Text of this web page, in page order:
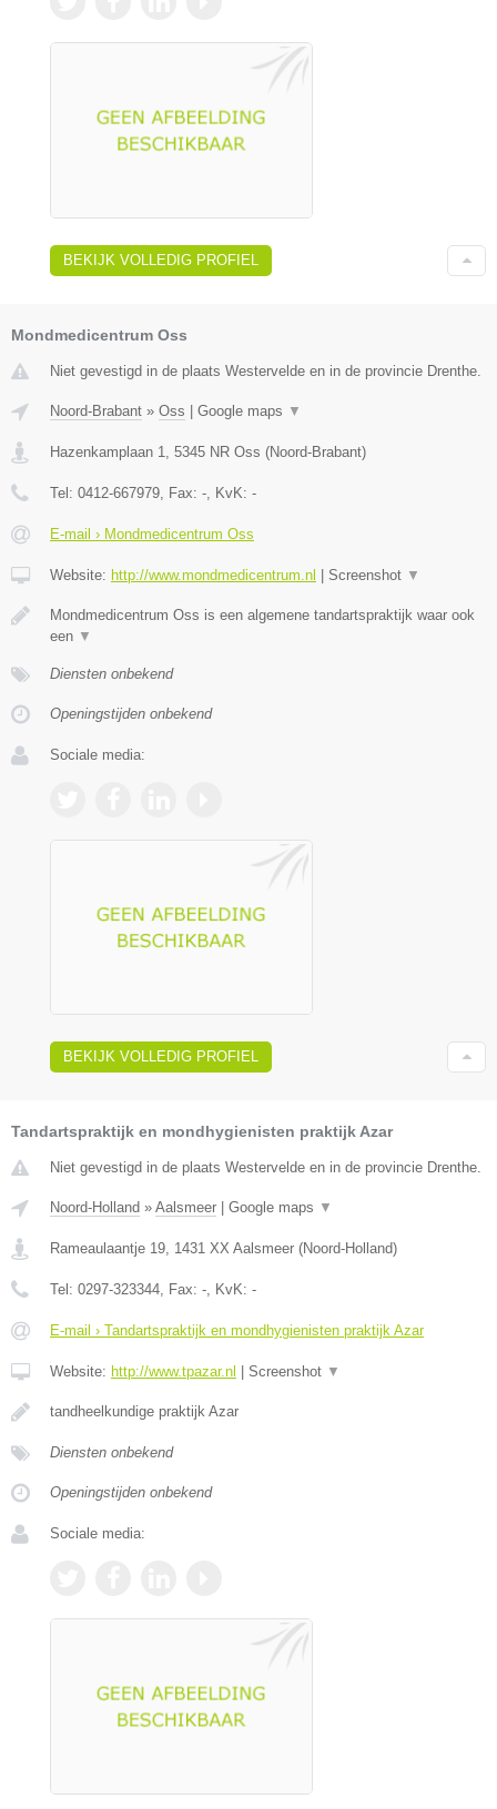
BEKIJK VOLLEDIG PROFIEL
Mondmedicentrum Oss
Niet gevestigd in de plaats Westervelde en in de provincie Drenthe.
Noord-Brabant » Oss Google maps ▼
Hazenkamplaan 1 5345 NR Oss (Noord-Brabant)
Tel: 0412-667979 , Fax: - , KvK: -
E-mail › Mondmedicentrum Oss
Website: http://www.mondmedicentrum.nl Screenshot ▼
Mondmedicentrum Oss is een algemene tandartspraktijk waar ook
een ▼
Diensten onbekend
Openingstijden onbekend
Sociale media:
BEKIJK VOLLEDIG PROFIEL
Tandartspraktijk en mondhygienisten praktijk Azar
Niet gevestigd in de plaats Westervelde en in de provincie Drenthe.
Noord-Holland » Aalsmeer Google maps ▼
Rameaulaantje 19, 1431 XX Aalsmeer (Noord-Holland)
Tel: 0297-323344, Fax: -, KvK: -
E-mail › Tandartspraktijk en mondhygienisten praktijk Azar
Website: http://www.tpazar.nl Screenshot ▼
tandheelkundige praktijk Azar
Diensten onbekend
Openingstijden onbekend
Sociale media: